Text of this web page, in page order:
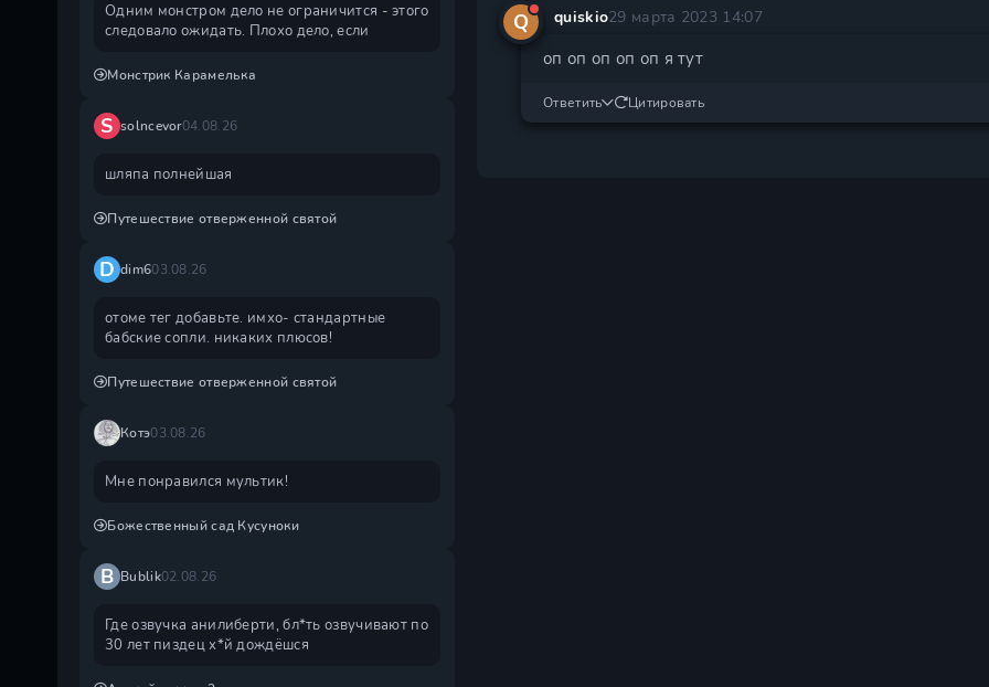
Q quiskio29 марта 2023 14:07
оп оп оп оп оп я тут
Ответить Цитировать
Одним монстром дело не ограничится - этого
следовало ожидать. Плохо дело, если
Монстрик Карамелька
S solncevor04.08.26
шляпа полнейшая
Путешествие отверженной святой
D dim603.08.26
отоме тег добавьте. имхо- стандартные
бабские сопли. никаких плюсов!
Путешествие отверженной святой
Котэ03.08.26
Мне понравился мультик!
Божественный сад Кусуноки
B Bublik02.08.26
Где озвучка анилиберти, бл*ть озвучивают по
30 лет пиздец х*й дождëшся